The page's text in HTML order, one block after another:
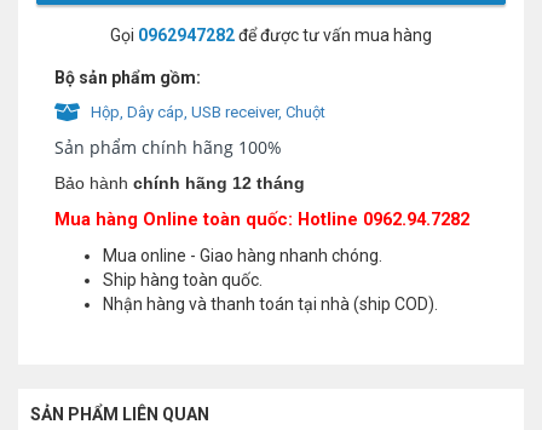
Gọi 0962947282để được tư vấn mua hàng
Bộ sản phẩm gồm:
Hộp, Dây cáp, USB receiver, Chuột
Sản phẩm chính hãng 100%
Bảo hành chính hãng 12 tháng
Mua hàng Online toàn quốc: Hotline 0962.94.7282
Mua online - Giao hàng nhanh chóng.
Ship hàng toàn quốc.
Nhận hàng và thanh toán tại nhà (ship COD).
SẢN PHẨM LIÊN QUAN